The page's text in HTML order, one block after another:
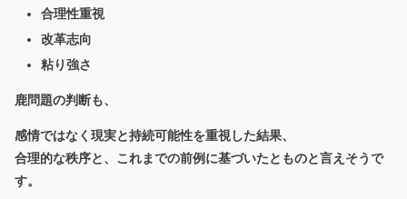
合理性重視
改革志向
粘り強さ
鹿問題の判断も、
感情ではなく現実と持続可能性を重視した結果、
合理的な秩序と、これまでの前例に基づいたとものと言えそうで
す。